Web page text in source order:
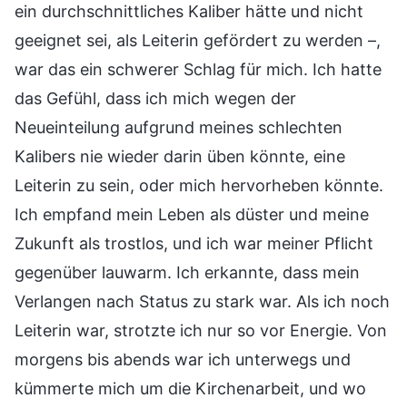
ein durchschnittliches Kaliber hätte und nicht
geeignet sei, als Leiterin gefördert zu werden –,
war das ein schwerer Schlag für mich. Ich hatte
das Gefühl, dass ich mich wegen der
Neueinteilung aufgrund meines schlechten
Kalibers nie wieder darin üben könnte, eine
Leiterin zu sein, oder mich hervorheben könnte.
Ich empfand mein Leben als düster und meine
Zukunft als trostlos, und ich war meiner Pflicht
gegenüber lauwarm. Ich erkannte, dass mein
Verlangen nach Status zu stark war. Als ich noch
Leiterin war, strotzte ich nur so vor Energie. Von
morgens bis abends war ich unterwegs und
kümmerte mich um die Kirchenarbeit, und wo